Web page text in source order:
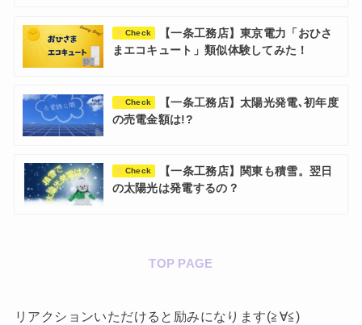
Check
【一条工務店】東京電力「おひさ
まエコキュート」類似体験してみた！
Check
【一条工務店】太陽光発電､初年度
の売電金額は!?
Check
【一条工務店】関東も積雪。翌日
の太陽光は発電するの？
TOP PAGE
リアクションいただけると励みになります(≧∀≦)